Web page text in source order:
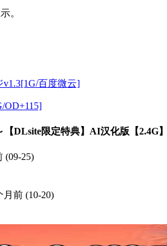
。
百度微云]
OD+115]
DLsite限定特典】AI汉化版【2.4G
(09-25)
月前 (10-20)